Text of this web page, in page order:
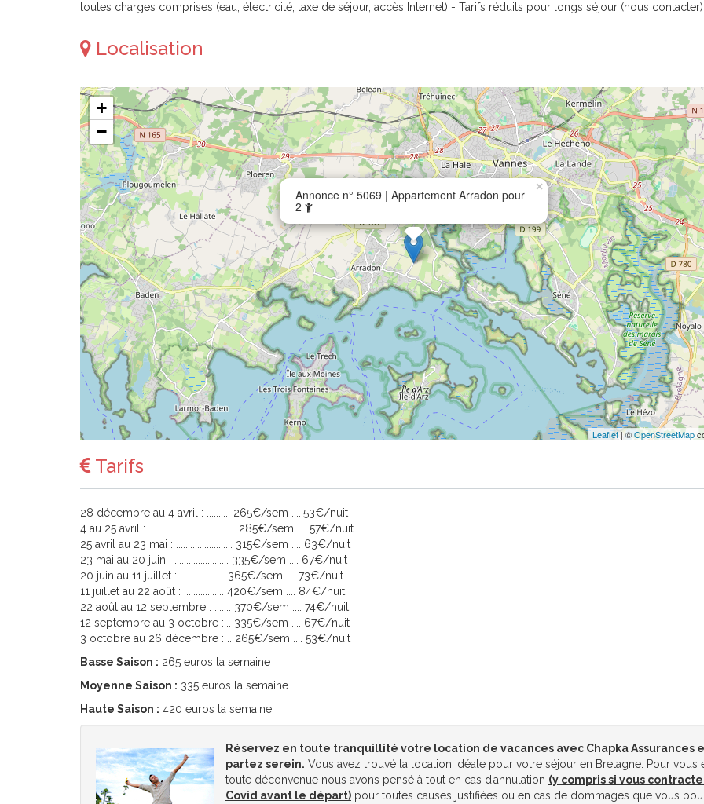
toutes charges comprises (eau, électricité, taxe de séjour, accès Internet) - Tarifs réduits pour longs séjour (nous contacter).
Localisation
Annonce n° 5069 | Appartement Arradon pour
2
×
+
−
Leaflet| ©OpenStreetMap
Tarifs
28 décembre au 4 avril : .......... 265€/sem .....53€/nuit
4 au 25 avril : ..................................... 285€/sem .... 57€/nuit
25 avril au 23 mai : ........................ 315€/sem .... 63€/nuit
23 mai au 20 juin : ....................... 335€/sem .... 67€/nuit
20 juin au 11 juillet : ................... 365€/sem .... 73€/nuit
11 juillet au 22 août : ................. 420€/sem .... 84€/nuit
22 août au 12 septembre : ....... 370€/sem .... 74€/nuit
12 septembre au 3 octobre :... 335€/sem .... 67€/nuit
3 octobre au 26 décembre : .. 265€/sem .... 53€/nuit
Basse Saison : 265 euros la semaine
Moyenne Saison : 335 euros la semaine
Haute Saison : 420 euros la semaine
Réservez en toute tranquillité votre location de vacances avec Chapka Assurances
partez serein. Vous avez trouvé la location idéale pour votre séjour en Bretagne . Pour vous
toute déconvenue nous avons pensé à tout en cas d’annulation (y compris si vous
Covid avant le départ) pour toutes causes justifiées ou en cas de dommages que vous